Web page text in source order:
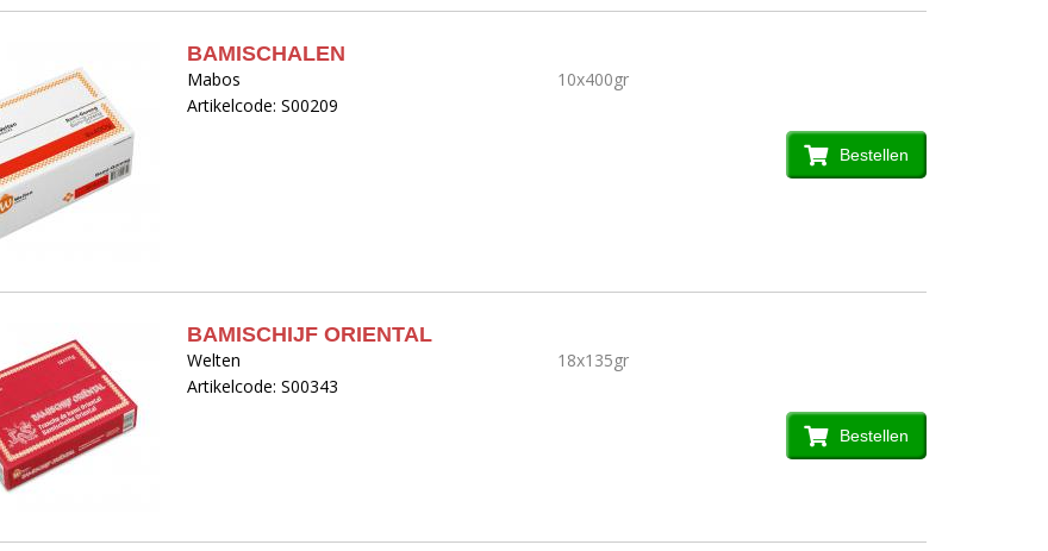
BAMISCHALEN
Mabos
Artikelcode: S00209
10x400gr
Bestellen
BAMISCHIJF ORIENTAL
Welten
Artikelcode: S00343
18x135gr
Bestellen